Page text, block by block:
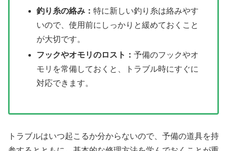
釣り糸の絡み：特に新しい釣り糸は絡みやす
いので、使用前にしっかりと緩めておくこと
が大切です。
フックやオモリのロスト：予備のフックやオ
モリを常備しておくと、トラブル時にすぐに
対応できます。
トラブルはいつ起こるか分からないので、予備の道具を持